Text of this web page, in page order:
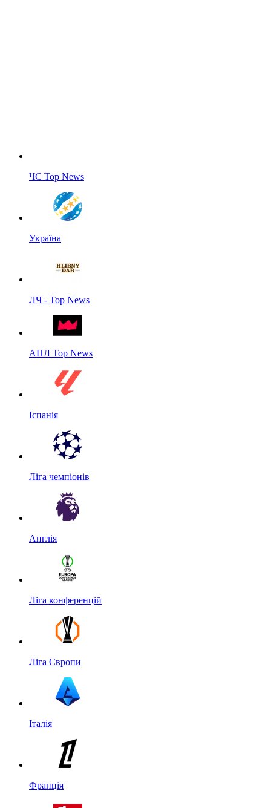
ЧС Top News
Україна
ЛЧ - Top News
АПЛ Top News
Іспанія
Ліга чемпіонів
Англія
Ліга конференцій
Ліга Європи
Італія
Франція